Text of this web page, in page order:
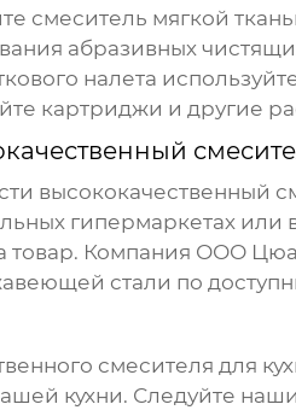
смеситель мягкой
абразивных
налета
картриджи и другие
высококачественный
гипермаркетах
товар. Компания ООО
стали по
смесителя для
кухни. Следуйте